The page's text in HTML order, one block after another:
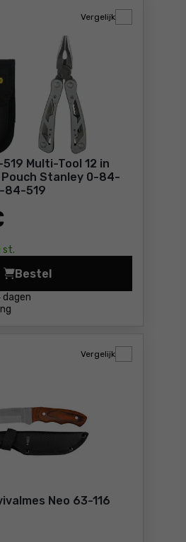
Multi-Tool 12 in
Stanley 0-84-
84-519
st.
Vergelijk
dagen
Bestel
Stanley 0-84-519 Multi-
Neo 63-116
Vergelijk